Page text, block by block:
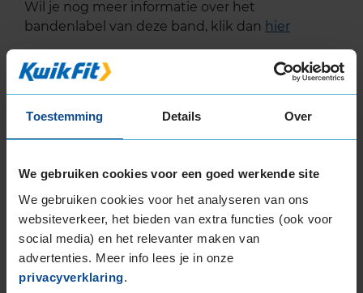
Toestemming Details Over
We gebruiken cookies voor een goed werkende site
We gebruiken cookies voor het analyseren van ons
websiteverkeer, het bieden van extra functies (ook voor
social media) en het relevanter maken van
advertenties. Meer info lees je in onze
privacyverklaring.
Wil je nog meer informatie over het
bandenlabel van deze band, klik dan hier
Kies je
Montage Veilig & Zeker